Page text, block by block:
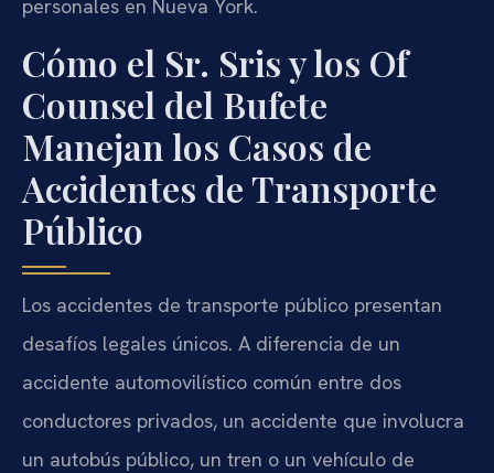
personales en Nueva York.
Cómo el Sr. Sris y los Of
Counsel del Bufete
Manejan los Casos de
Accidentes de Transporte
Público
Los accidentes de transporte público presentan
desafíos legales únicos. A diferencia de un
accidente automovilístico común entre dos
conductores privados, un accidente que involucra
un autobús público, un tren o un vehículo de